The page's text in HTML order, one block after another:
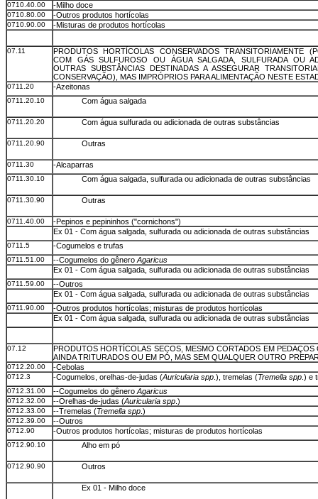
0710.40.00 -Milho doce
0710.80.00 -Outros produtos hortícolas
0710.90.00 -Misturas de produtos hortícolas
07.11
PRODUTOS HORTÍCOLAS CONSERVADOS TRANSITORIAMENTE
COM GÁS SULFUROSO OU ÁGUA SALGADA, SULFURADA OU
OUTRAS SUBSTÂNCIAS DESTINADAS A ASSEGURAR
CONSERVAÇÃO), MAS IMPRÓPRIOS PARA ALIMENTAÇÃO NESTE
0711.20 -Azeitonas
0711.20.10 Com água salgada
0711.20.20 Com água sulfurada ou adicionada de outras substâncias
0711.20.90 Outras
0711.30 -Alcaparras
0711.30.10 Com água salgada, sulfurada ou adicionada de outras substâncias
0711.30.90 Outras
0711.40.00
-Pepinos e pepininhos ("cornichons")
Ex 01 - Com água salgada, sulfurada ou adicionada de outras substâncias
0711.5 -Cogumelos e trufas
0711.51.00 --Cogumelos do gênero Agaricus
Ex 01 - Com água salgada, sulfurada ou adicionada de outras substâncias
0711.59.00
--Outros
Ex 01 - Com água salgada, sulfurada ou adicionada de outras substâncias
0711.90.00
-Outros produtos hortícolas; misturas de produtos hortícolas
Ex 01 - Com água salgada, sulfurada ou adicionada de outras substâncias
07.12
PRODUTOS HORTÍCOLAS SECOS, MESMO CORTADOS EM PEDAÇOS
AINDA TRITURADOS OU EM PÓ, MAS SEM QUALQUER OUTRO
0712.20.00 -Cebolas
0712.3 -Cogumelos, orelhas-de-judas (Auricularia spp .), tremelas (Tremella spp .) e
0712.31.00 --Cogumelos do gênero Agaricus
0712.32.00 --Orelhas-de-judas (Auricularia spp .)
0712.33.00 --Tremelas (Tremella spp .)
0712.39.00 --Outros
0712.90 -Outros produtos hortícolas; misturas de produtos hortícolas
0712.90.10 Alho em pó
0712.90.90 Outros
Ex 01 - Milho doce